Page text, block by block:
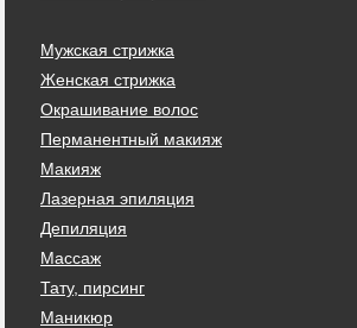
Мужская стрижка
Женская стрижка
Окрашивание волос
Перманентный макияж
Макияж
Лазерная эпиляция
Депиляция
Массаж
Тату, пирсинг
Маникюр